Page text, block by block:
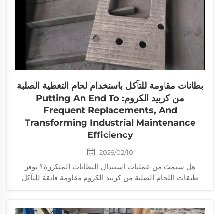
بطانات مقاومة للتآكل باستخدام لحام التغطية الصلبة
من كربيد الكروم: Putting An End To
Frequent Replacements, And
Transforming Industrial Maintenance
Efficiency
2026/02/10
هل سئمتَ من عمليات استبدال البطانات المتكررة؟ توفر
طبقات اللحام الصلبة من كربيد الكروم مقاومة فائقة للتآكل
مخصصًا اليوم.